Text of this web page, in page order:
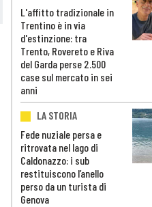
L'affitto tradizionale in
Trentino è in via
d'estinzione: tra
Trento, Rovereto e Riva
del Garda perse 2.500
case sul mercato in sei
anni
LA STORIA
Fede nuziale persa e
ritrovata nel lago di
Caldonazzo: i sub
restituiscono l’anello
perso da un turista di
Genova